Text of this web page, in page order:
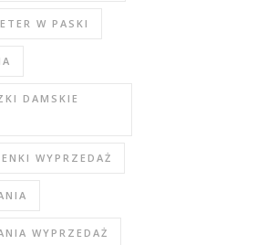
W PASKI
DAMSKIE
WYPRZEDAŻ
WYPRZEDAŻ